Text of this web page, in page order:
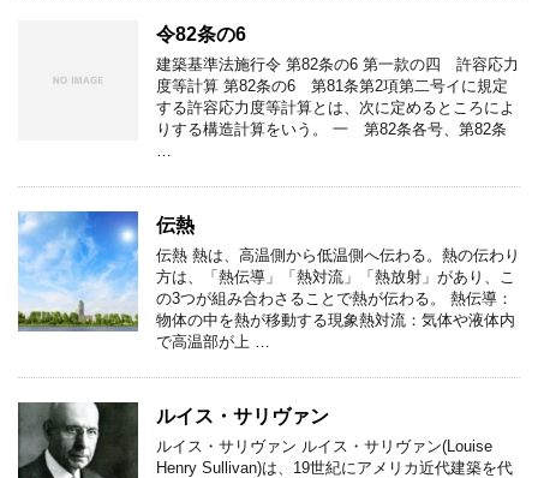
令82条の6
建築基準法施行令 第82条の6 第一款の四 許容応力
度等計算 第82条の6 第81条第2項第二号イに規定
する許容応力度等計算とは、次に定めるところによ
りする構造計算をいう。 一 第82条各号、第82条
伝熱
伝熱 熱は、高温側から低温側へ伝わる。熱の伝わり
方は、「熱伝導」「熱対流」「熱放射」があり、こ
の3つが組み合わさることで熱が伝わる。 熱伝導：
物体の中を熱が移動する現象熱対流：気体や液体内
で高温部が上 …
ルイス・サリヴァン
ルイス・サリヴァン ルイス・サリヴァン(Louise
Henry Sullivan)は、19世紀にアメリカ近代建築を代